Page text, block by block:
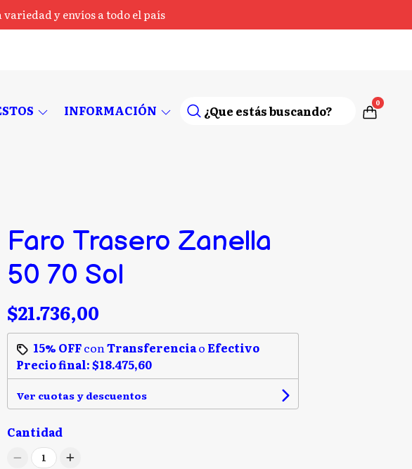
y envíos a todo el país
INFORMACIÓN 0
Faro Trasero Zanella
50 70 Sol
$21.736,00
15% OFFconTransferenciao Efectivo
Precio final:$18.475,60
Ver cuotas y descuentos
Cantidad
1